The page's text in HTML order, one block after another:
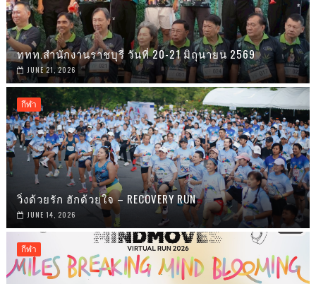
ททท.สำนักงานราชบุรี วันที่ 20-21 มิถุนายน 2569
JUNE 21, 2026
กีฬา
วิ่งด้วยรัก ฮักด้วยใจ – RECOVERY RUN
JUNE 14, 2026
กีฬา